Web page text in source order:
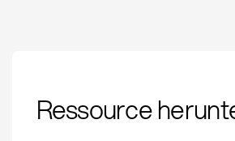
Methoden und
strategische
Ressource